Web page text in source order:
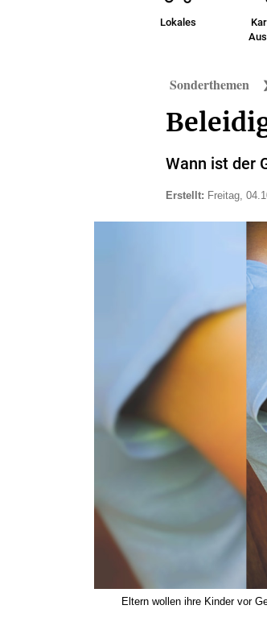
WETTER
Lokales
Sonderthemen
Wann ist der
Erstellt: Freitag,
Eltern wollen ihre Kinder vor